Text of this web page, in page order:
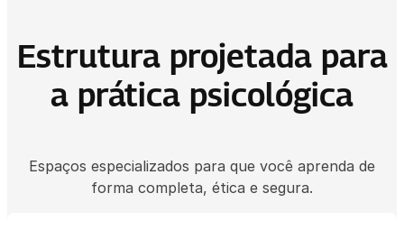
Estrutura projetada para
a prática psicológica
Espaços especializados para que você aprenda de
forma completa, ética e segura.